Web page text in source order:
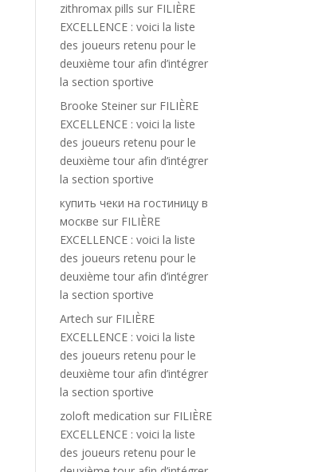
zithromax pills sur FILIÈRE
EXCELLENCE : voici la liste
des joueurs retenu pour le
deuxième tour afin d’intégrer
la section sportive
Brooke Steiner sur FILIÈRE
EXCELLENCE : voici la liste
des joueurs retenu pour le
deuxième tour afin d’intégrer
la section sportive
купить чеки на гостиницу в
москве sur FILIÈRE
EXCELLENCE : voici la liste
des joueurs retenu pour le
deuxième tour afin d’intégrer
la section sportive
Artech sur FILIÈRE
EXCELLENCE : voici la liste
des joueurs retenu pour le
deuxième tour afin d’intégrer
la section sportive
zoloft medication sur FILIÈRE
EXCELLENCE : voici la liste
des joueurs retenu pour le